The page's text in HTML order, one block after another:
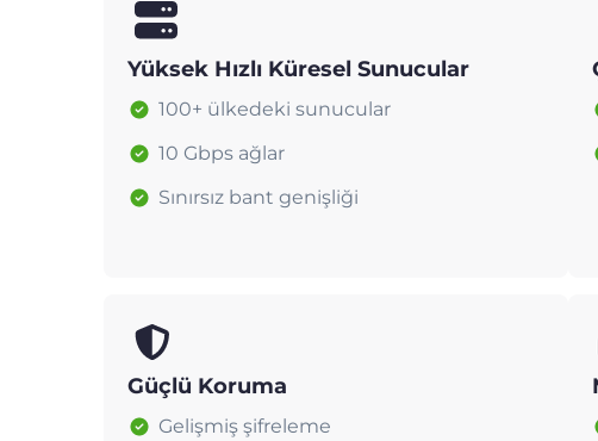
Yüksek Hızlı Küresel Sunucular
100+ ülkedeki sunucular
10 Gbps ağlar
Sınırsız bant genişliği
Güçlü Koruma
Gelişmiş şifreleme